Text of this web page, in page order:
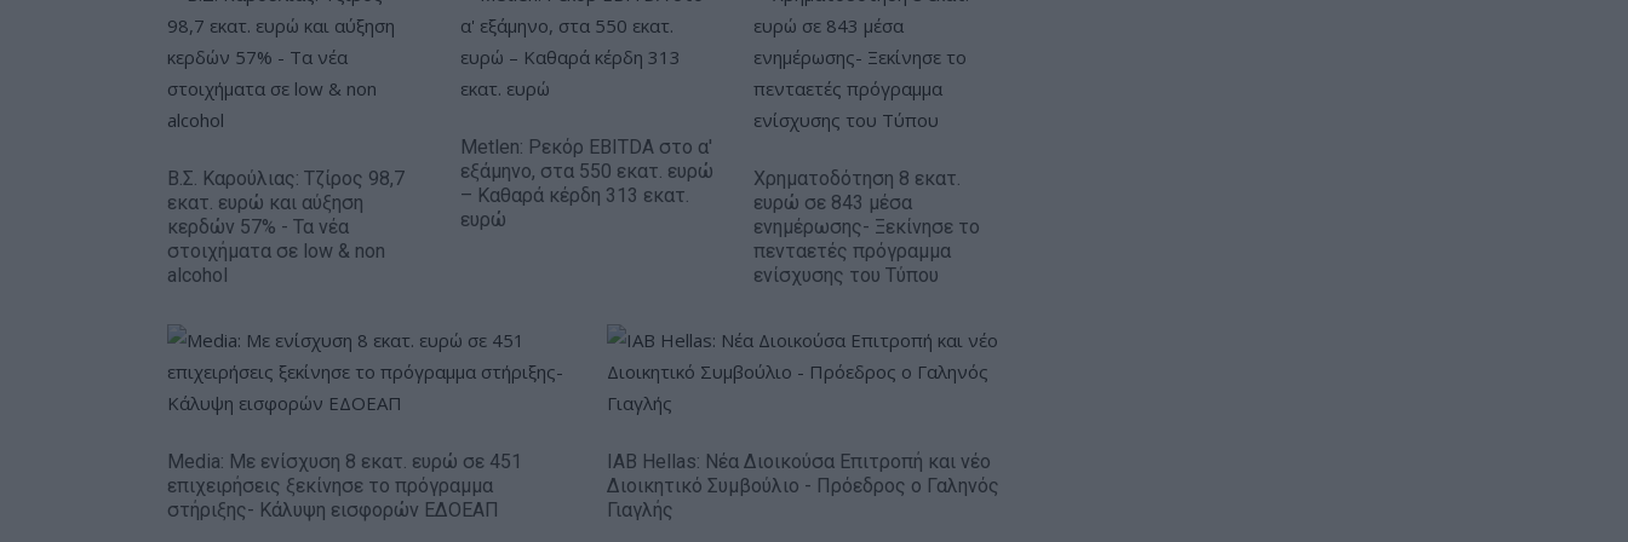
Β.Σ. Καρούλιας: Τζίρος 98,7
εκατ. ευρώ και αύξηση
κερδών 57% - Τα νέα
στοιχήματα σε low & non
alcohol
Metlen: Ρεκόρ EBITDA στο α'
εξάμηνο, στα 550 εκατ. ευρώ
– Καθαρά κέρδη 313 εκατ.
ευρώ
Χρηματοδότηση 8 εκατ.
ευρώ σε 843 μέσα
ενημέρωσης- Ξεκίνησε το
πενταετές πρόγραμμα
ενίσχυσης του Τύπου
Media: Με ενίσχυση 8 εκατ. ευρώ σε 451
επιχειρήσεις ξεκίνησε το πρόγραμμα
στήριξης- Κάλυψη εισφορών ΕΔΟΕΑΠ
IAB Hellas: Νέα Διοικούσα Επιτροπή και νέο
Διοικητικό Συμβούλιο - Πρόεδρος ο Γαληνός
Γιαγλής